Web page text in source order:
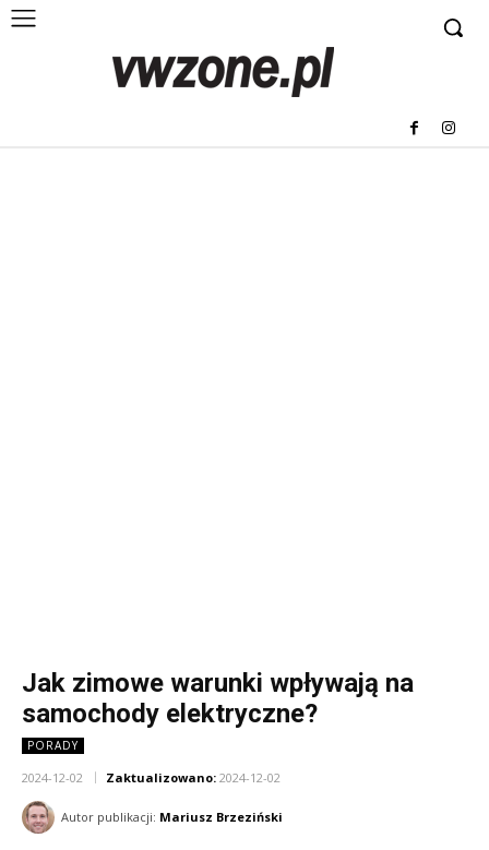
Jak zimowe warunki wpływają na
samochody elektryczne?
PORADY
2024-12-02 Zaktualizowano: 2024-12-02
Autor publikacji: Mariusz Brzeziński